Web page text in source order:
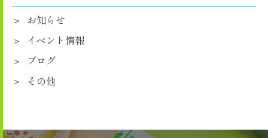
お知らせ
イベント情報
ブログ
その他